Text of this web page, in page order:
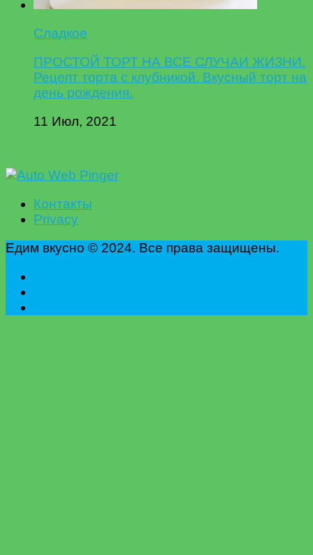
Сладкое
ПРОСТОЙ ТОРТ НА ВСЕ СЛУЧАИ ЖИЗНИ.
Рецепт торта с клубникой. Вкусный торт на
день рождения.
11 Июл, 2021
Контакты
Privacy
Едим вкусно © 2024. Все права защищены.